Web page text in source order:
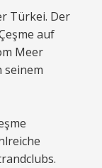
Türkei. Der
auf
Meer
seinem